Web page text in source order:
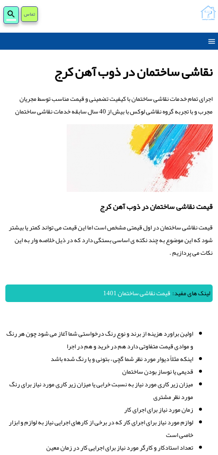
تماس
نقاشی ساختمان در ذوب آهن کرج
اجرای تمام خدمات نقاشی ساختمان با کیفیت تضمینی و قیمت مناسب توسط مجریان
مجرب و با تجربه گروه نقاشی لوکس با بیش از 40 سال سابقه خدمات نقاشی ساختمان
قیمت نقاشی ساختمان در ذوب آهن کرج
قیمت نقاشی ساختمان در اول قیمتی مشخص است اما این قیمت می تواند کمتر یا بیشتر
شود که این موضوع به چند نکته ی اساسی بستگی دارد که در ذیل خلاصه وار به این
نکات می پردازیم .
لینک های مفید: قیمت نقاشی ساختمان 1401
اولین براورد هزینه از برند و نوع رنگ درخواستی شما آغاز می شود چون هر رنگ
و موادی قیمت متفاوتی دارد هم در خرید و هم در اجرا
اینکه مثلاً دیوار مورد نظر شما گچی ، بتونی و یا رنگ شده باشد
قدیمی یا نوساز بودن ساختمان
میزان زیر کاری مورد نیاز به نسبت خرابی یا میزان زیر کاری مورد نیاز برای رنگ
مورد نظر مشتری
زمان مورد نیاز برای اجرای کار
لوازم مورد نیاز برای اجرای کار که در برخی از کارهای اجرایی نیاز به لوازم و ابزار
خاصی است
تعداد استادکار و کارگر مورد نیاز برای اجرایی کار در زمان معین